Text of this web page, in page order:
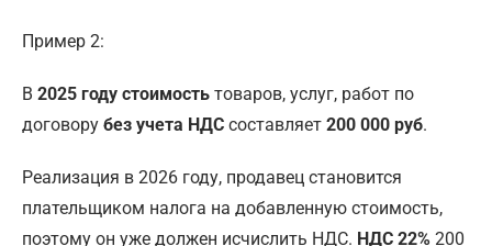
Пример 2:
В 2025 году стоимость товаров, услуг, работ по
договору без учета НДС составляет 200 000 руб.
Реализация в 2026 году, продавец становится
плательщиком налога на добавленную стоимость,
поэтому он уже должен исчислить НДС. НДС 22% 200